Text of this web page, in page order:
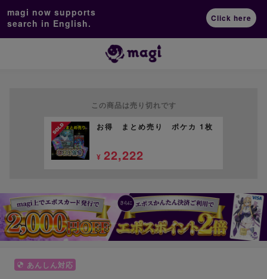
magi now supports
search in English.
Click here
この商品は売り切れです
お得 まとめ売り ポケカ 1枚
¥ 22,222
あんしん対応